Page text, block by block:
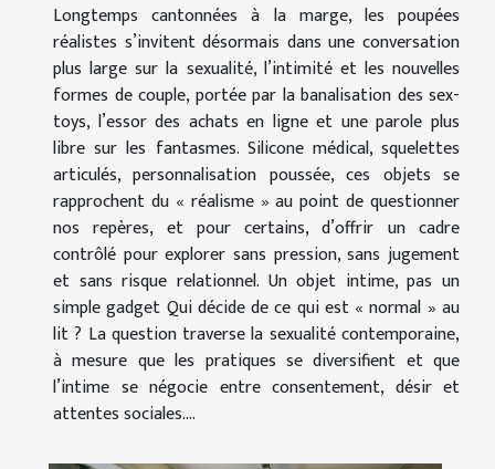
Longtemps cantonnées à la marge, les poupées
réalistes s’invitent désormais dans une conversation
plus large sur la sexualité, l’intimité et les nouvelles
formes de couple, portée par la banalisation des sex-
toys, l’essor des achats en ligne et une parole plus
libre sur les fantasmes. Silicone médical, squelettes
articulés, personnalisation poussée, ces objets se
rapprochent du « réalisme » au point de questionner
nos repères, et pour certains, d’offrir un cadre
contrôlé pour explorer sans pression, sans jugement
et sans risque relationnel. Un objet intime, pas un
simple gadget Qui décide de ce qui est « normal » au
lit ? La question traverse la sexualité contemporaine,
à mesure que les pratiques se diversifient et que
l’intime se négocie entre consentement, désir et
attentes sociales....